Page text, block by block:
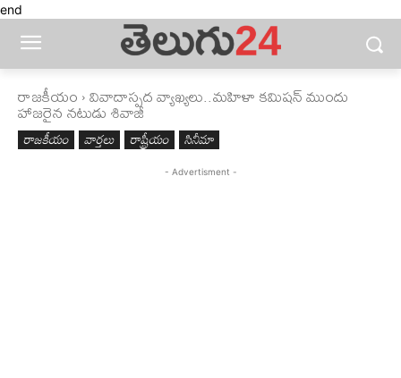
end
రాజకీయం వివాదాస్పద వ్యాఖ్యలు..మహిళా కమిషన్ ముందు
హాజరైన నటుడు శివాజీ
రాజకీయం వార్తలు రాష్ట్రీయం సినీమా
- Advertisment -